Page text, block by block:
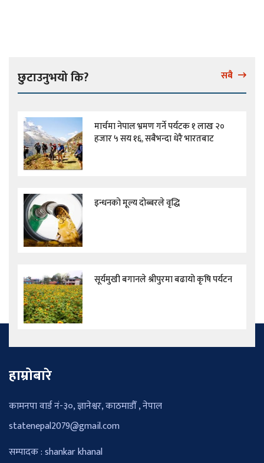
छुटाउनुभयो कि? सबै
मार्चमा नेपाल भ्रमण गर्ने पर्यटक १ लाख २०
हजार ५ सय १६, सबैभन्दा धेरै भारतबाट
इन्धनको मूल्य दोब्बरले वृद्धि
सूर्यमुखी बगानले श्रीपुरमा बढायो कृषि पर्यटन
हाम्रोबारे
कामनपा वार्ड नं-३०, ज्ञानेश्वर, काठमाडौँ , नेपाल
statenepal2079@gmail.com
सम्पादक : shankar khanal